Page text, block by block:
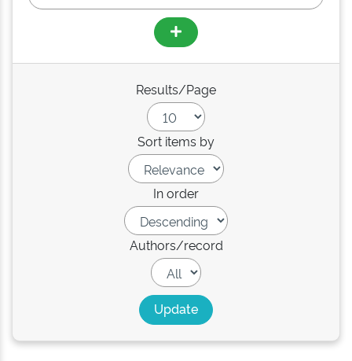
Results/Page
Sort items by
In order
Authors/record